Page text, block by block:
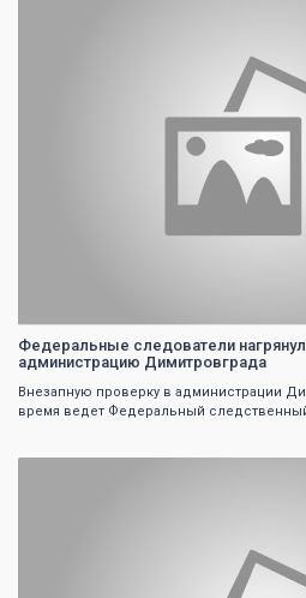
Федеральные следователи
администрацию Димитровграда
Внезапную проверку в администрации
время ведет Федеральный